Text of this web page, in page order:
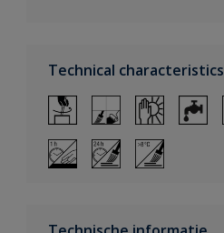
Technical characteristics